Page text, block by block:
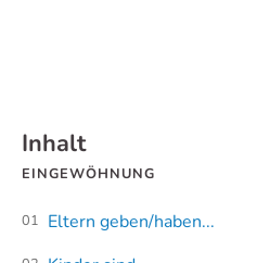
Inhalt
EINGEWÖHNUNG
Eltern geben/haben...